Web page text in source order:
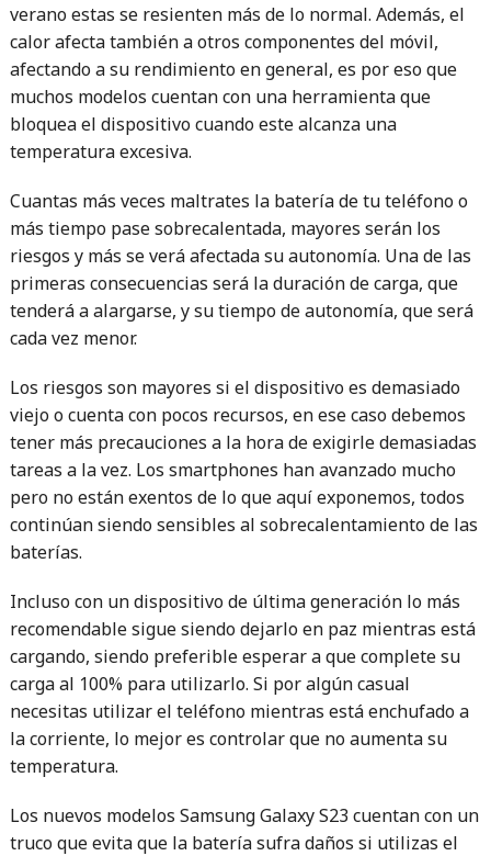
verano estas se resienten más de lo normal. Además, el
calor afecta también a otros componentes del móvil,
afectando a su rendimiento en general, es por eso que
muchos modelos cuentan con una herramienta que
bloquea el dispositivo cuando este alcanza una
temperatura excesiva.
Cuantas más veces maltrates la batería de tu teléfono o
más tiempo pase sobrecalentada, mayores serán los
riesgos y más se verá afectada su autonomía. Una de las
primeras consecuencias será la duración de carga, que
tenderá a alargarse, y su tiempo de autonomía, que será
cada vez menor.
Los riesgos son mayores si el dispositivo es demasiado
viejo o cuenta con pocos recursos, en ese caso debemos
tener más precauciones a la hora de exigirle demasiadas
tareas a la vez. Los smartphones han avanzado mucho
pero no están exentos de lo que aquí exponemos, todos
continúan siendo sensibles al sobrecalentamiento de las
baterías.
Incluso con un dispositivo de última generación lo más
recomendable sigue siendo dejarlo en paz mientras está
cargando, siendo preferible esperar a que complete su
carga al 100% para utilizarlo. Si por algún casual
necesitas utilizar el teléfono mientras está enchufado a
la corriente, lo mejor es controlar que no aumenta su
temperatura.
Los nuevos modelos Samsung Galaxy S23 cuentan con un
truco que evita que la batería sufra daños si utilizas el